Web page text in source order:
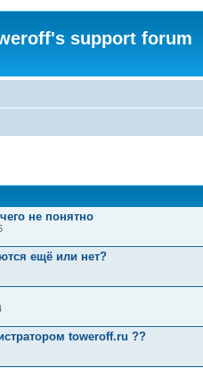
support forum
не понятно
ещё или нет?
toweroff.ru ??